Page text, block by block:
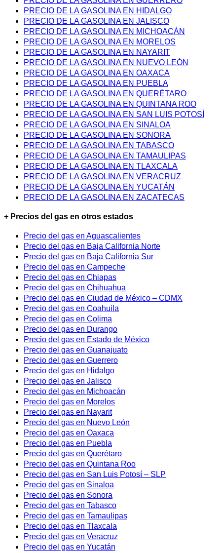
PRECIO DE LA GASOLINA EN HIDALGO
PRECIO DE LA GASOLINA EN JALISCO
PRECIO DE LA GASOLINA EN MICHOACÁN
PRECIO DE LA GASOLINA EN MORELOS
PRECIO DE LA GASOLINA EN NAYARIT
PRECIO DE LA GASOLINA EN NUEVO LEÓN
PRECIO DE LA GASOLINA EN OAXACA
PRECIO DE LA GASOLINA EN PUEBLA
PRECIO DE LA GASOLINA EN QUERÉTARO
PRECIO DE LA GASOLINA EN QUINTANA ROO
PRECIO DE LA GASOLINA EN SAN LUIS POTOSÍ
PRECIO DE LA GASOLINA EN SINALOA
PRECIO DE LA GASOLINA EN SONORA
PRECIO DE LA GASOLINA EN TABASCO
PRECIO DE LA GASOLINA EN TAMAULIPAS
PRECIO DE LA GASOLINA EN TLAXCALA
PRECIO DE LA GASOLINA EN VERACRUZ
PRECIO DE LA GASOLINA EN YUCATÁN
PRECIO DE LA GASOLINA EN ZACATECAS
+ Precios del gas en otros estados
Precio del gas en Aguascalientes
Precio del gas en Baja California Norte
Precio del gas en Baja California Sur
Precio del gas en Campeche
Precio del gas en Chiapas
Precio del gas en Chihuahua
Precio del gas en Ciudad de México – CDMX
Precio del gas en Coahuila
Precio del gas en Colima
Precio del gas en Durango
Precio del gas en Estado de México
Precio del gas en Guanajuato
Precio del gas en Guerrero
Precio del gas en Hidalgo
Precio del gas en Jalisco
Precio del gas en Michoacán
Precio del gas en Morelos
Precio del gas en Nayarit
Precio del gas en Nuevo León
Precio del gas en Oaxaca
Precio del gas en Puebla
Precio del gas en Querétaro
Precio del gas en Quintana Roo
Precio del gas en San Luis Potosí – SLP
Precio del gas en Sinaloa
Precio del gas en Sonora
Precio del gas en Tabasco
Precio del gas en Tamaulipas
Precio del gas en Tlaxcala
Precio del gas en Veracruz
Precio del gas en Yucatán